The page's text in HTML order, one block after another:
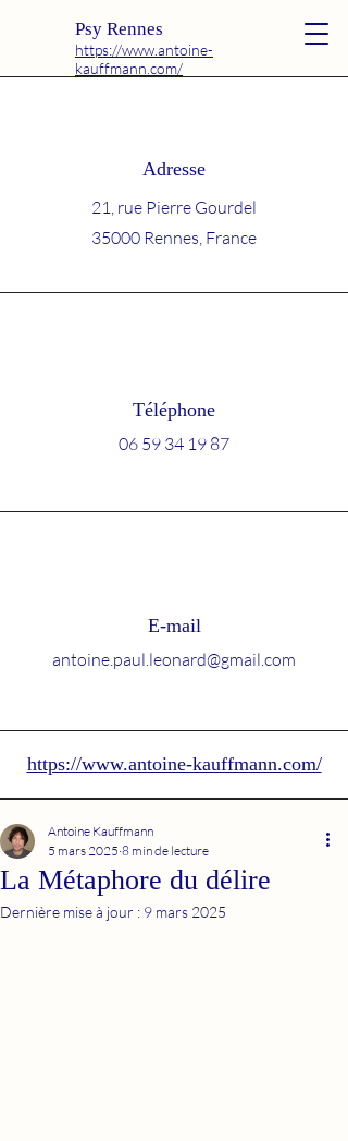
Psy Rennes
https://www.antoine-
kauffmann.com/
Adresse
21, rue Pierre Gourdel
35000 Rennes, France
Téléphone
06 59 34 19 87
E-mail
antoine.paul.leonard@gmail.com
https://www.antoine-kauffmann.com/
La Métaphore du délire
Antoine Kauffmann
5 mars 2025 8 min de lecture
Dernière mise à jour : 9 mars 2025